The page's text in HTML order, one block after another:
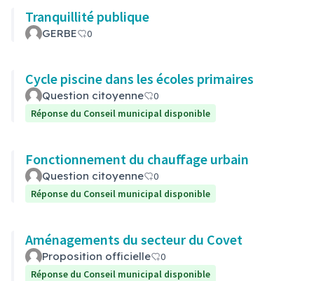
Tranquillité publique
GERBE 0
Cycle piscine dans les écoles primaires
Question citoyenne
0
Réponse du Conseil municipal disponible
Fonctionnement du chauffage urbain
Question citoyenne
0
Réponse du Conseil municipal disponible
Aménagements du secteur du Covet
Proposition officielle
0
Réponse du Conseil municipal disponible